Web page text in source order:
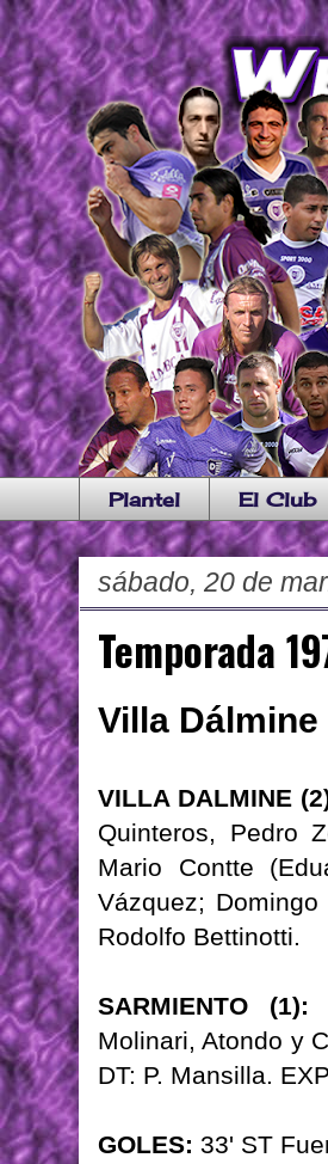
Plantel El Club
sábado, 20 de
Temporada
Villa
VILLA DALMINE
Quinteros, Pedro
Mario Contte
Vázquez;
Rodolfo Bettinotti.
SARMIENTO (1):
Molinari, Atondo y
DT: P. Mansilla.
GOLES: 33' ST